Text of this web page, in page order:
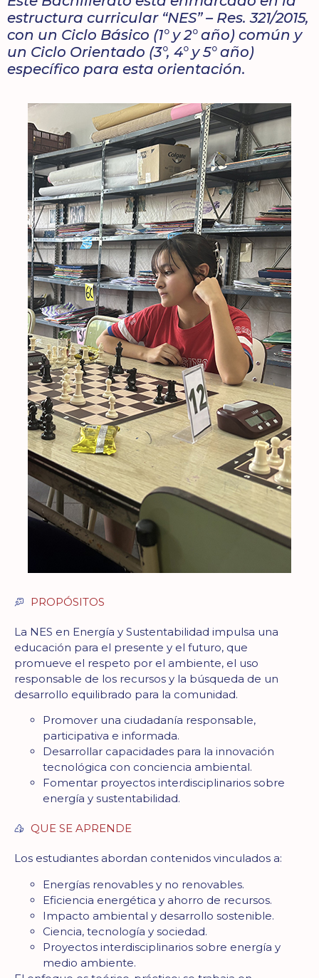
estructura curricular “NES” – Res. 321/2015,
con un Ciclo Básico (1° y 2° año) común y
un Ciclo Orientado (3°, 4° y 5° año)
específico para esta orientación.
PROPÓSITOS
La NES en Energía y Sustentabilidad impulsa una
educación para el presente y el futuro, que
promueve el respeto por el ambiente, el uso
responsable de los recursos y la búsqueda de un
desarrollo equilibrado para la comunidad.
Promover una ciudadanía responsable,
participativa e informada.
Desarrollar capacidades para la innovación
tecnológica con conciencia ambiental.
Fomentar proyectos interdisciplinarios sobre
energía y sustentabilidad.
QUE SE APRENDE
Los estudiantes abordan contenidos vinculados a:
Energías renovables y no renovables.
Eficiencia energética y ahorro de recursos.
Impacto ambiental y desarrollo sostenible.
Ciencia, tecnología y sociedad.
Proyectos interdisciplinarios sobre energía y
medio ambiente.